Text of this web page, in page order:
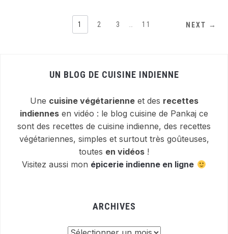
1 2 3 11 NEXT →
UN BLOG DE CUISINE INDIENNE
Une cuisine végétarienneet des recettes
indiennes en vidéo : le blog cuisine de Pankaj ce
sont des recettes de cuisine indienne, des recettes
végétariennes, simples et surtout très goûteuses,
toutes en vidéos !
Visitez aussi mon épicerie indienne en ligne
ARCHIVES